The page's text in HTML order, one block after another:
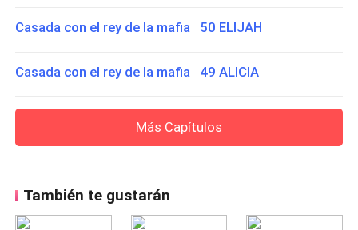
Casada con el rey de la mafia 50 ELIJAH
Casada con el rey de la mafia 49 ALICIA
Más Capítulos
También te gustarán